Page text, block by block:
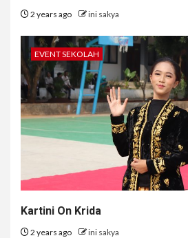
2 years ago ini sakya
EVENT SEKOLAH
Kartini On Krida
2 years ago ini sakya